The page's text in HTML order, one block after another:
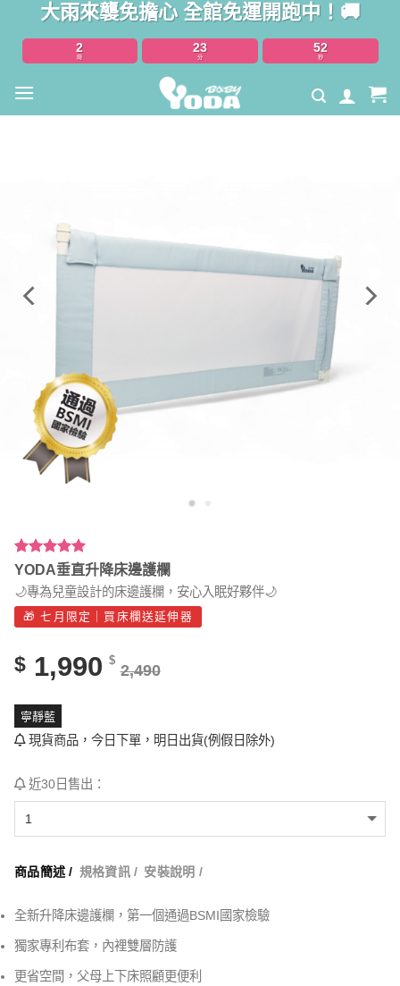
大雨來襲免擔心 全館免運開跑中！🚚
2
時
23
分
51
秒
評分5.00/
3
顧客進行評
分
YODA垂直升降床邊護欄
🌙專為兒童設計的床邊護欄，安心入眠好夥伴🌙
🎁 七月限定｜買床欄送延伸器
$ 1,990 $
2,490
寧靜藍
現貨商品，今日下單，明日出貨(例假日除外)
近30日售出：
商品簡述 / 規格資訊 / 安裝說明 /
全新升降床邊護欄，第一個通過BSMI國家檢驗
獨家專利布套，內裡雙層防護
更省空間，父母上下床照顧更便利